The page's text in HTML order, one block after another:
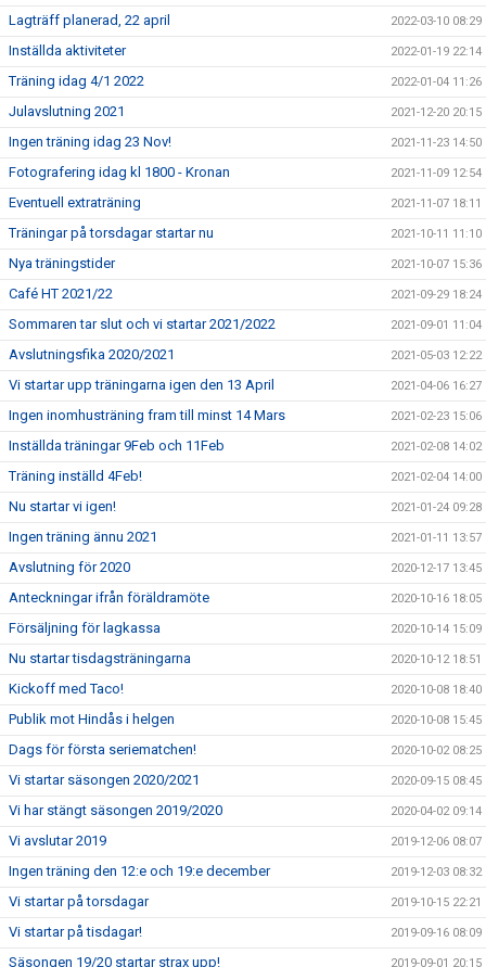
Lagträff planerad, 22 april 2022-03-10 08:29
Inställda aktiviteter 2022-01-19 22:14
Träning idag 4/1 2022 2022-01-04 11:26
Julavslutning 2021 2021-12-20 20:15
Ingen träning idag 23 Nov! 2021-11-23 14:50
Fotografering idag kl 1800 - Kronan 2021-11-09 12:54
Eventuell extraträning 2021-11-07 18:11
Träningar på torsdagar startar nu 2021-10-11 11:10
Nya träningstider 2021-10-07 15:36
Café HT 2021/22 2021-09-29 18:24
Sommaren tar slut och vi startar 2021/2022 2021-09-01 11:04
Avslutningsfika 2020/2021 2021-05-03 12:22
Vi startar upp träningarna igen den 13 April 2021-04-06 16:27
Ingen inomhusträning fram till minst 14 Mars 2021-02-23 15:06
Inställda träningar 9Feb och 11Feb 2021-02-08 14:02
Träning inställd 4Feb! 2021-02-04 14:00
Nu startar vi igen! 2021-01-24 09:28
Ingen träning ännu 2021 2021-01-11 13:57
Avslutning för 2020 2020-12-17 13:45
Anteckningar ifrån föräldramöte 2020-10-16 18:05
Försäljning för lagkassa 2020-10-14 15:09
Nu startar tisdagsträningarna 2020-10-12 18:51
Kickoff med Taco! 2020-10-08 18:40
Publik mot Hindås i helgen 2020-10-08 15:45
Dags för första seriematchen! 2020-10-02 08:25
Vi startar säsongen 2020/2021 2020-09-15 08:45
Vi har stängt säsongen 2019/2020 2020-04-02 09:14
Vi avslutar 2019 2019-12-06 08:07
Ingen träning den 12:e och 19:e december 2019-12-03 08:32
Vi startar på torsdagar 2019-10-15 22:21
Vi startar på tisdagar! 2019-09-16 08:09
Säsongen 19/20 startar strax upp! 2019-09-01 20:15